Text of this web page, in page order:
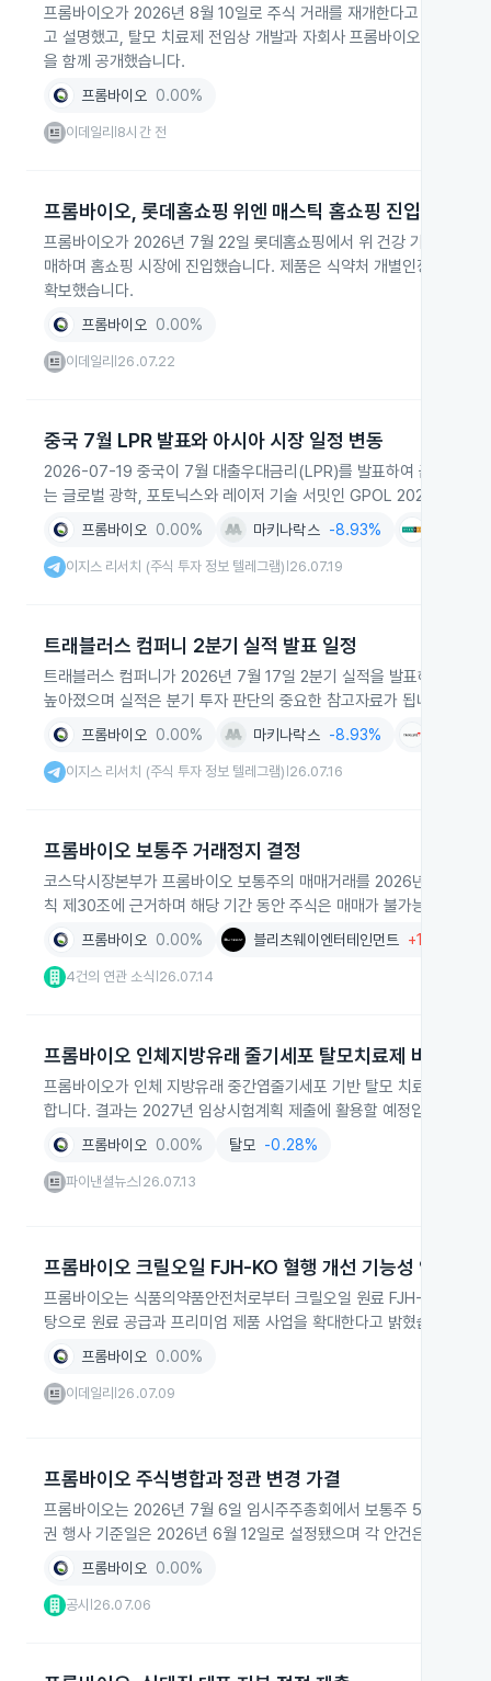
프롬바이오가 2026년 8월 10일로 주식 거래를 재개한다고 발표했습
고 설명했고, 탈모 치료제 전임상 개발과 자회사 프롬바이오코스메틱
을 함께 공개했습니다.
프롬바이오 0.00%
이데일리 8시간 전
프롬바이오, 롯데홈쇼핑 위엔 매스틱 홈쇼핑 진입
프롬바이오가 2026년 7월 22일 롯데홈쇼핑에서 위 건강 기능성식
매하며 홈쇼핑 시장에 진입했습니다. 제품은 식약처 개별인정 원료
확보했습니다.
프롬바이오 0.00%
이데일리 26.07.22
중국 7월 LPR 발표와 아시아 시장 일정 변동
2026-07-19 중국이 7월 대출우대금리(LPR)를 발표하여 금융시장
는 글로벌 광학, 포토닉스와 레이저 기술 서밋인 GPOL 2026이 개최
프롬바이오 0.00% 마키나락스 -8.93%
이지스 리서치 (주식 투자 정보 텔레그램) 26.07.19
트래블러스 컴퍼니 2분기 실적 발표 일정
트래블러스 컴퍼니가 2026년 7월 17일 2분기 실적을 발표해 미국
높아졌으며 실적은 분기 투자 판단의 중요한 참고자료가 됩니다.
프롬바이오 0.00% 마키나락스 -8.93%
이지스 리서치 (주식 투자 정보 텔레그램) 26.07.16
프롬바이오 보통주 거래정지 결정
코스닥시장본부가 프롬바이오 보통주의 매매거래를 2026년 7월 20
칙 제30조에 근거하며 해당 기간 동안 주식은 매매가 불가능합니다.
프롬바이오 0.00% 블리츠웨이엔터테인먼트 +1.33%
4건의 연관 소식 26.07.14
프롬바이오 인체지방유래 줄기세포 탈모치료제 비임상 착
프롬바이오가 인체 지방유래 중간엽줄기세포 기반 탈모 치료제의 핵
합니다. 결과는 2027년 임상시험계획 제출에 활용할 예정입니다.
프롬바이오 0.00% 탈모 -0.28%
파이낸셜뉴스 26.07.13
프롬바이오 크릴오일 FJH-KO 혈행 개선 기능성 인정
프롬바이오는 식품의약품안전처로부터 크릴오일 원료 FJH-KO의 혈
탕으로 원료 공급과 프리미엄 제품 사업을 확대한다고 밝혔습니다.
프롬바이오 0.00%
이데일리 26.07.09
프롬바이오 주식병합과 정관 변경 가결
프롬바이오는 2026년 7월 6일 임시주주총회에서 보통주 5주를 1주
권 행사 기준일은 2026년 6월 12일로 설정됐으며 각 안건은 의결권
프롬바이오 0.00%
공시 26.07.06